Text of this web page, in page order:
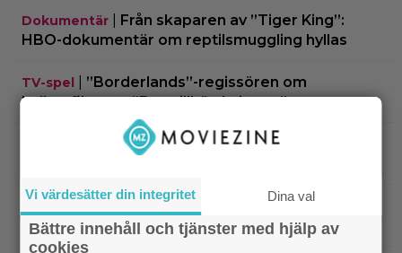
Dokumentär
Från skaparen av ”Tiger King”:
HBO-dokumentär om reptilsmuggling hyllas
TV-spel
”Borderlands”-regissören om
kalkonfilmen – ”Den tillhörde ingen”
3 nya X-Men är redan klara… och det
Morgan Freeman medger: Gör dåliga
filmer – om lönen är hög nog
Vi värdesätter din integritet Dina val
Bättre innehåll och tjänster med hjälp av
cookies